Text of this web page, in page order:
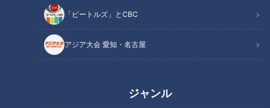
「ビートルズ」とCBC
アジア大会 愛知・名古屋
ジャンル
ことし4月に開校した、公立の「夜間中学」です。